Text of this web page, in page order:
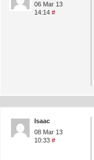
06 Mar 13
14:14 #
Isaac
08 Mar 13
10:33 #